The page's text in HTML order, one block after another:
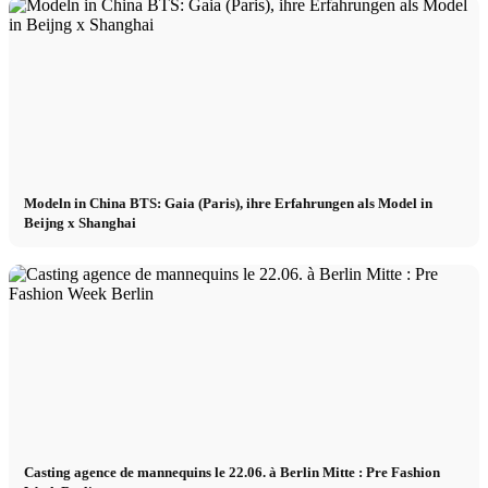
Modeln in China BTS: Gaia (Paris), ihre Erfahrungen als Model in
Beijng x Shanghai
Casting agence de mannequins le 22.06. à Berlin Mitte : Pre Fashion